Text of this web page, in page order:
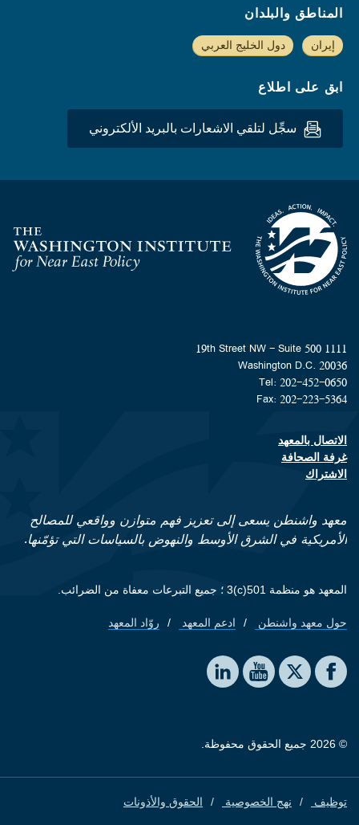
المناطق والبلدان
إيران دول الخليج العربي
ابق على اطلاع
سجِّل لتلقي الاشعارات بالبريد الألكتروني
Homepage
1111 19th Street NW - Suite 500
Washington D.C. 20036
Tel: 202-452-0650
Fax: 202-223-5364
Footer contact links
الاتصال بالمعهد
غرفة الصحافة
الاشتراك
معهد واشنطن يسعى إلى تعزيز فهم متوازن وواقعي للمصالح
الأمريكية في الشرق الأوسط والنهوض بالسياسات التي تؤمّنها.
المعهد هو منظمة 501(c)3 ؛ جميع التبرعات معفاة من الضرائب.
Footer quick links
حول معهد واشنطن ادعم المعهد روّاد المعهد
Social media
The Washington Institute on Facebook
The Washington Institute on X
The Washington Institute on YouTube
The Washington Institute on LinkedIn
© 2026 جميع الحقوق محفوظة.
Footer
توظيف نهج الخصوصية الحقوق والأذونات